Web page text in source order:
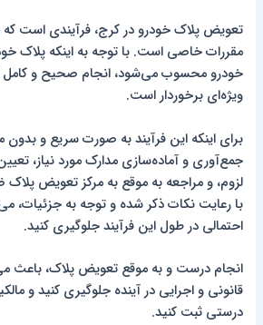
تعویض پلاک خودرو در کرج، فرآیندی است که
مقررات خاصی است. با توجه به اینکه پلاک
خودرو محسوب می‌شود، انجام صحیح و کامل
ویژه‌ای برخوردار است.
برای اینکه این فرآیند به صورت سریع و
جمع‌آوری و آماده‌سازی مدارک مورد نیاز،
لزوم، و مراجعه به موقع به مرکز تعویض
با رعایت نکات ذکر شده و توجه به جزئیات،
احتمالی در طول این فرآیند جلوگیری کنید.
انجام درست و به موقع تعویض پلاک، باعث
قانونی و اجرایی در آینده جلوگیری کنید و
درستی ثبت کنید.